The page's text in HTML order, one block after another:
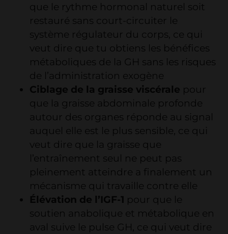
que le rythme hormonal naturel soit
restauré sans court-circuiter le
système régulateur du corps, ce qui
veut dire que tu obtiens les bénéfices
métaboliques de la GH sans les risques
de l’administration exogène
Ciblage de la graisse viscérale pour
que la graisse abdominale profonde
autour des organes réponde au signal
auquel elle est le plus sensible, ce qui
veut dire que la graisse que
l’entraînement seul ne peut pas
pleinement atteindre a finalement un
mécanisme qui travaille contre elle
Élévation de l’IGF-1 pour que le
soutien anabolique et métabolique en
aval suive le pulse GH, ce qui veut dire